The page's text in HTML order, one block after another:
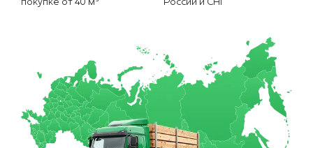
покупке от 40 м³
России и СНГ